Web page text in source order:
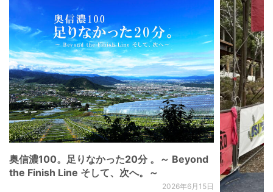
奥信濃100。足りなかった20分 。～ Beyond
the Finish Line そして、次へ。～
2026年6月15日